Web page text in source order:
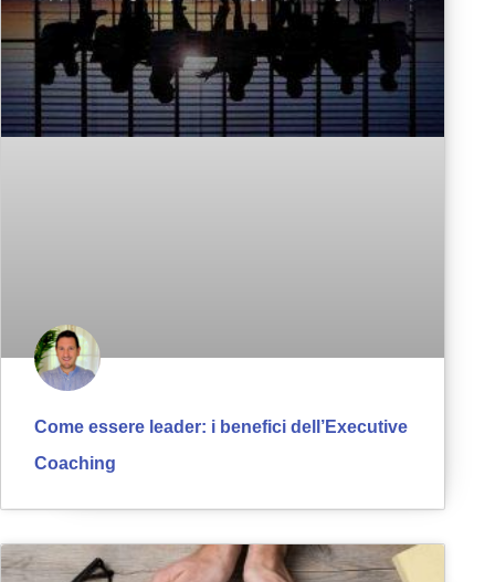
Come essere leader: i benefici dell’Executive
Coaching